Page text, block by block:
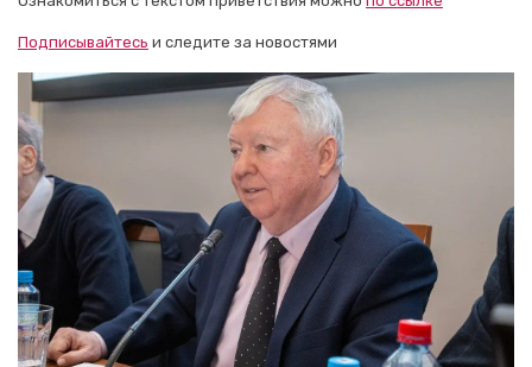
Подписывайтесь и следите за новостями